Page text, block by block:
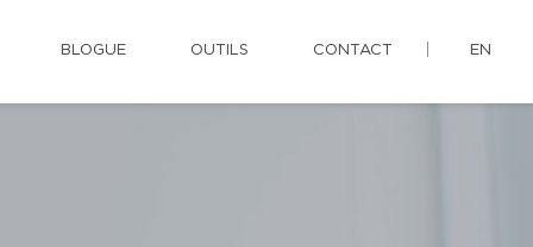
BLOGUE OUTILS CONTACT EN